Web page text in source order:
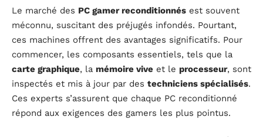
Le marché des PC gamer reconditionnés est souvent
méconnu, suscitant des préjugés infondés. Pourtant,
ces machines offrent des avantages significatifs. Pour
commencer, les composants essentiels, tels que la
carte graphique, la mémoire vive et le processeur, sont
inspectés et mis à jour par des techniciens spécialisés.
Ces experts s’assurent que chaque PC reconditionné
répond aux exigences des gamers les plus pointus.